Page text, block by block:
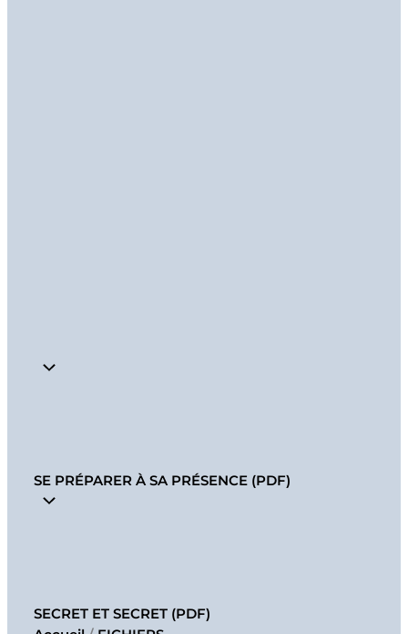
SE PRÉPARER À SA PRÉSENCE (PDF)
SECRET ET SECRET (PDF)